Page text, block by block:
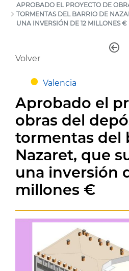
APROBADO EL PROYECTO DE
TORMENTAS DEL BARRIO DE
UNA INVERSIÓN DE 12 MILLONES €
Volver
Valencia
Aprobado el
obras del
tormentas del
Nazaret, que
una inversión
millones €